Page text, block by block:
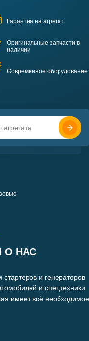
Гарантия на агрегат
Оригинальные запчасти в
наличии
Современное оборудование
О НАС
и генераторов
и спецтехники
имеет всё необходимое